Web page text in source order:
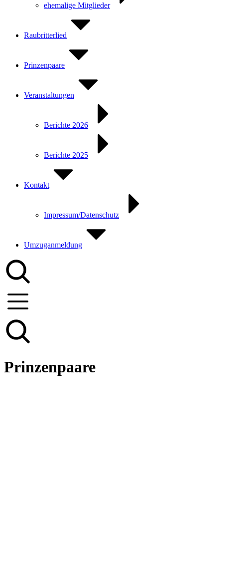
ehemalige Mitglieder
Raubritterlied
Prinzenpaare
Veranstaltungen
Berichte 2026
Berichte 2025
Kontakt
Impressum/Datenschutz
Umzuganmeldung
Prinzenpaare